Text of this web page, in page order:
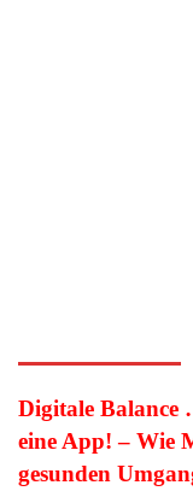
Digitale Balance
eine App! – Wie
gesunden